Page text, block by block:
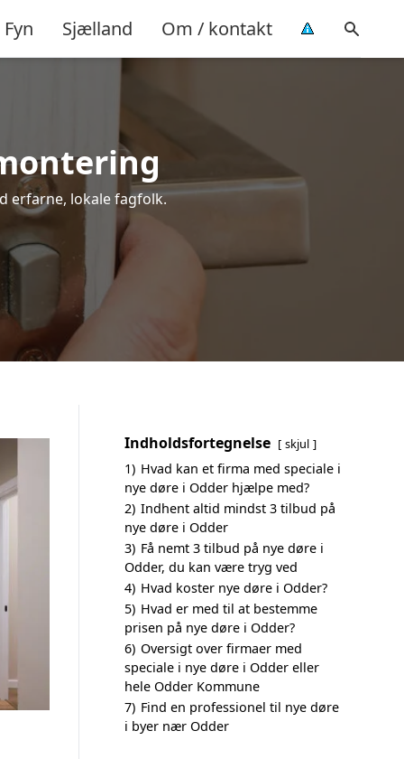
Fyn Sjælland Om / kontakt
erfarne, lokale fagfolk.
Indholdsfortegnelse skjul
1) Hvad kan et firma med speciale i
nye døre i Odder hjælpe med?
2) Indhent altid mindst 3 tilbud på
nye døre i Odder
3) Få nemt 3 tilbud på nye døre i
Odder, du kan være tryg ved
4) Hvad koster nye døre i Odder?
5) Hvad er med til at bestemme
prisen på nye døre i Odder?
6) Oversigt over firmaer med
speciale i nye døre i Odder eller
hele Odder Kommune
7) Find en professionel til nye døre
i byer nær Odder